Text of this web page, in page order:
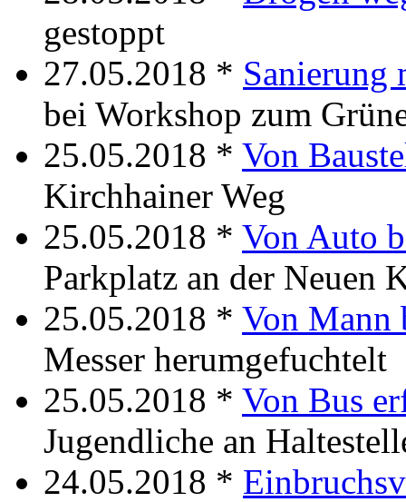
gestoppt
27.05.2018 * Sanierung
bei Workshop zum
25.05.2018 * Von
Kirchhainer Weg
25.05.2018 * Von Auto
Parkplatz an der Neuen
25.05.2018 * Von Mann
Messer herumgefuchtelt
25.05.2018 * Von Bus
Jugendliche an
24.05.2018 *